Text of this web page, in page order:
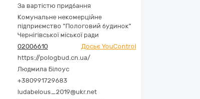
За вартістю придбання
Комунальне некомерційне
підприємство "Пологовий будинок"
Чернігівської міської ради
02006610
Досьє YouControl
https://pologbud.cn.ua/
Людмила Білоус
+380991729683
ludabelous_2019@ukr.net